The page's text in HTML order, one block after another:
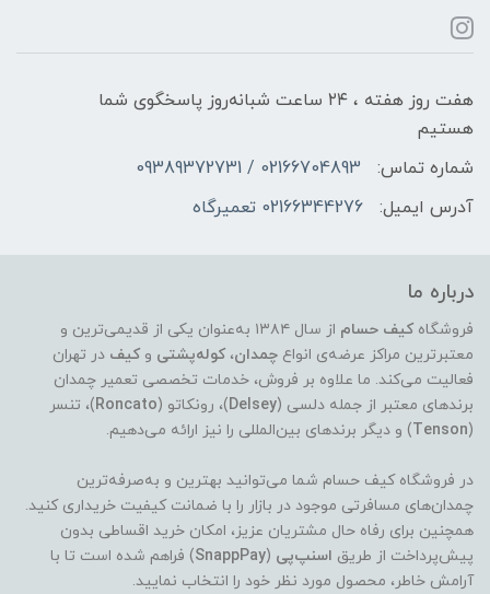
هفت روز هفته ، ۲۴ ساعت شبانه‌روز پاسخگوی شما
هستیم
شماره تماس:
02166704893 / 09389372731
آدرس ایمیل:
02166344276 تعمیرگاه
درباره ما
فروشگاه کیف حسام
از سال ۱۳۸۴ به‌عنوان یکی از قدیمی‌ترین و
معتبرترین مراکز عرضه‌ی انواع چمدان، کوله‌پشتی و کیف در تهران
فعالیت می‌کند. ما علاوه بر فروش، خدمات تخصصی تعمیر چمدان
برندهای معتبر از جمله دلسی (Delsey)، رونکاتو (Roncato)، تنسر
(
Tenson) و دیگر برندهای بین‌المللی را نیز ارائه می‌دهیم.
در فروشگاه کیف حسام شما می‌توانید بهترین و به‌صرفه‌ترین
چمدان‌های مسافرتی موجود در بازار را با ضمانت کیفیت خریداری کنید.
همچنین برای رفاه حال مشتریان عزیز، امکان خرید اقساطی بدون
پیش‌پرداخت از طریق اسنپ‌پی (
SnappPay) فراهم شده است تا با
آرامش خاطر، محصول مورد نظر خود را انتخاب نمایید.